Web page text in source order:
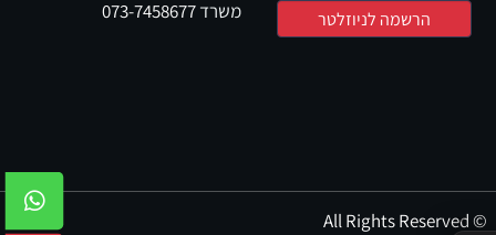
משרד073-7458677
© All Rights Reserved
✕